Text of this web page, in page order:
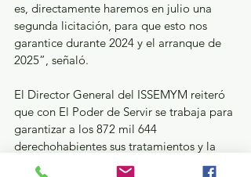
es, directamente haremos en julio una
segunda licitación, para que esto nos
garantice durante 2024 y el arranque de
2025”, señaló.
El Director General del ISSEMYM reiteró
que con El Poder de Servir se trabaja para
garantizar a los 872 mil 644
derechohabientes sus tratamientos y la
calidad en la atención médica.